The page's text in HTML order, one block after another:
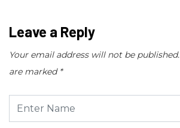
Leave a Reply
Your email address will not be published.
are marked *